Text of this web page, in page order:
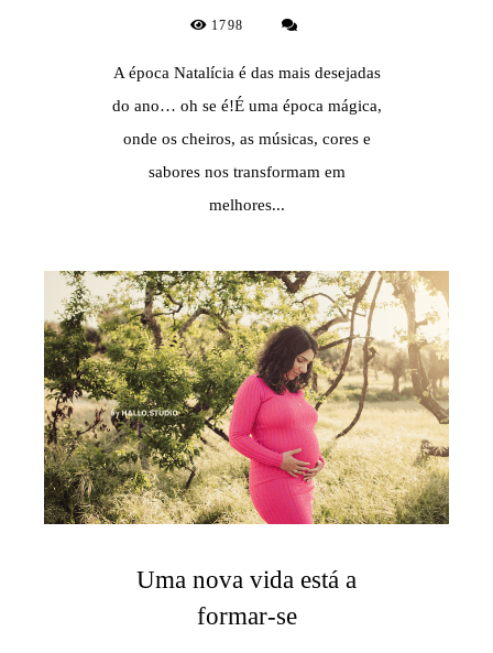
1798
A época Natalícia é das mais desejadas
do ano… oh se é!É uma época mágica,
onde os cheiros, as músicas, cores e
sabores nos transformam em
melhores...
Uma nova vida está a
formar-se